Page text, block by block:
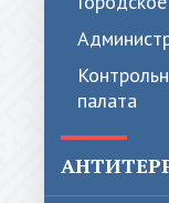
палата